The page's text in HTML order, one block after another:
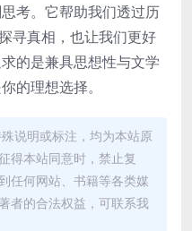
考。它帮助我们透过历
寻真相，也让我们更好
的是兼具思想性与文学
的理想选择。
说明或标注，均为本站原
得本站同意时，禁止复
任何网站、书籍等各类媒
者的合法权益，可联系我